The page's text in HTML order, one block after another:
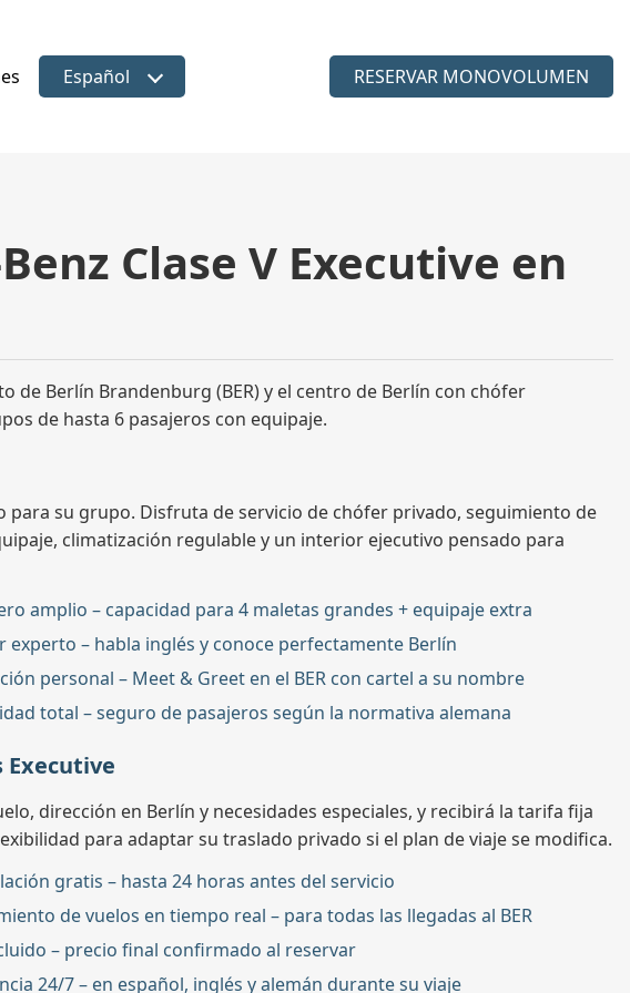
Elegir idioma
Español RESERVAR MONOVOLUMEN
Clase V Executive en
de Berlín Brandenburg (BER) y el centro de Berlín con chófer
de hasta 6 pasajeros con equipaje.
para su grupo. Disfruta de servicio de chófer privado, seguimiento de
climatización regulable y un interior ejecutivo pensado para
amplio – capacidad para 4 maletas grandes + equipaje extra
experto – habla inglés y conoce perfectamente Berlín
personal – Meet & Greet en el BER con cartel a su nombre
total – seguro de pasajeros según la normativa alemana
Executive
dirección en Berlín y necesidades especiales, y recibirá la tarifa fija
para adaptar su traslado privado si el plan de viaje se modifica.
gratis – hasta 24 horas antes del servicio
de vuelos en tiempo real – para todas las llegadas al BER
– precio final confirmado al reservar
24/7 – en español, inglés y alemán durante su viaje